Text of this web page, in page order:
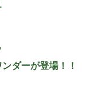
ダーが登場！！